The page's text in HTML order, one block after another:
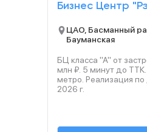
Бизнес Центр
ЦАО, Басманный
Бауманская
БЦ класса "А" от
млн ₽. 5 минут до
метро. Реализация
2026 г.